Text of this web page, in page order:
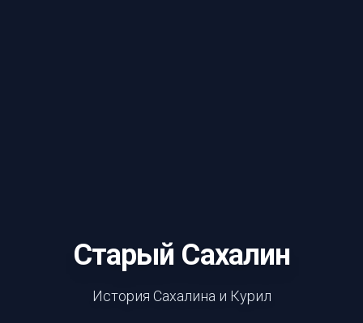
Старый Сахалин
История Сахалина и Курил